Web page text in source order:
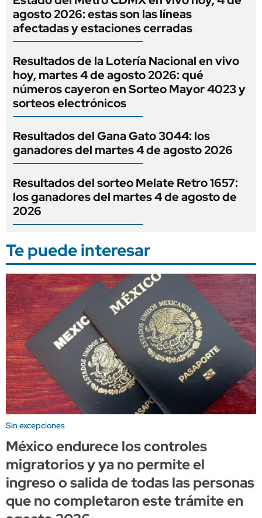
agosto 2026: estas son las líneas
afectadas y estaciones cerradas
Resultados de la Lotería Nacional en vivo
hoy, martes 4 de agosto 2026: qué
números cayeron en Sorteo Mayor 4023 y
sorteos electrónicos
Resultados del Gana Gato 3044: los
ganadores del martes 4 de agosto 2026
Resultados del sorteo Melate Retro 1657:
los ganadores del martes 4 de agosto de
2026
Te puede interesar
Sin excepciones
México endurece los controles
migratorios y ya no permite el
ingreso o salida de todas las personas
que no completaron este trámite en